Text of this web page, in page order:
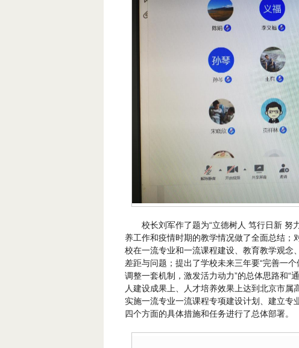
校长刘军作了题为“立德树人 笃行日新 努
养工作和疫情时期的教学情况做了全面总结
校在一流专业和一流课程建设、教育教学观念
差距与问题；提出了学校未来三年要“完善一
调整一套机制，激发活力动力”的总体思路和“
人建设成果上、人才培养效果上达到北京市属
实施一流专业一流课程专项建设计划、建立
四个方面的具体措施和任务进行了总体部署。